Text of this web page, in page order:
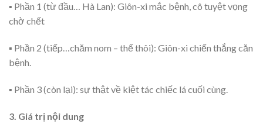
▪ Phần 1 (từ đầu… Hà Lan): Giôn-xi mắc bệnh, cô tuyệt vọng
chờ chết
▪ Phần 2 (tiếp…chăm nom – thế thôi): Giôn-xi chiến thắng căn
bệnh.
▪ Phần 3 (còn lại): sự thật về kiệt tác chiếc lá cuối cùng.
3. Giá trị nội dung